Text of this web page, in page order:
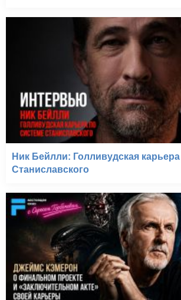
Ник Бейлли: Голливудская
Станиславского